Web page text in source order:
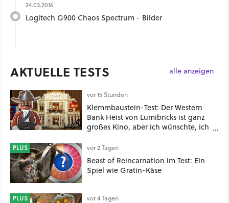
24.03.2016
Logitech G900 Chaos Spectrum - Bilder
AKTUELLE TESTS alle anzeigen
vor 15 Stunden
Klemmbaustein-Test: Der Western
Bank Heist von Lumibricks ist ganz
großes Kino, aber ich wünschte, ich
gehört
PLUS vor 2 Tagen
Beast of Reincarnation im Test: Ein
Spiel wie Gratin-Käse
PLUS vor 4 Tagen